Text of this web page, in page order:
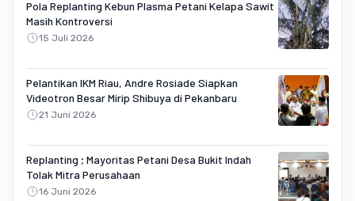
Pola Replanting Kebun Plasma Petani Kelapa Sawit
Masih Kontroversi
15 Juli 2026
Pelantikan IKM Riau, Andre Rosiade Siapkan
Videotron Besar Mirip Shibuya di Pekanbaru
21 Juni 2026
Replanting ; Mayoritas Petani Desa Bukit Indah
Tolak Mitra Perusahaan
16 Juni 2026